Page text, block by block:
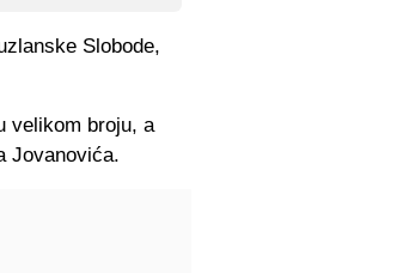
Slobode,
velikom broju, a
Jovanovića.